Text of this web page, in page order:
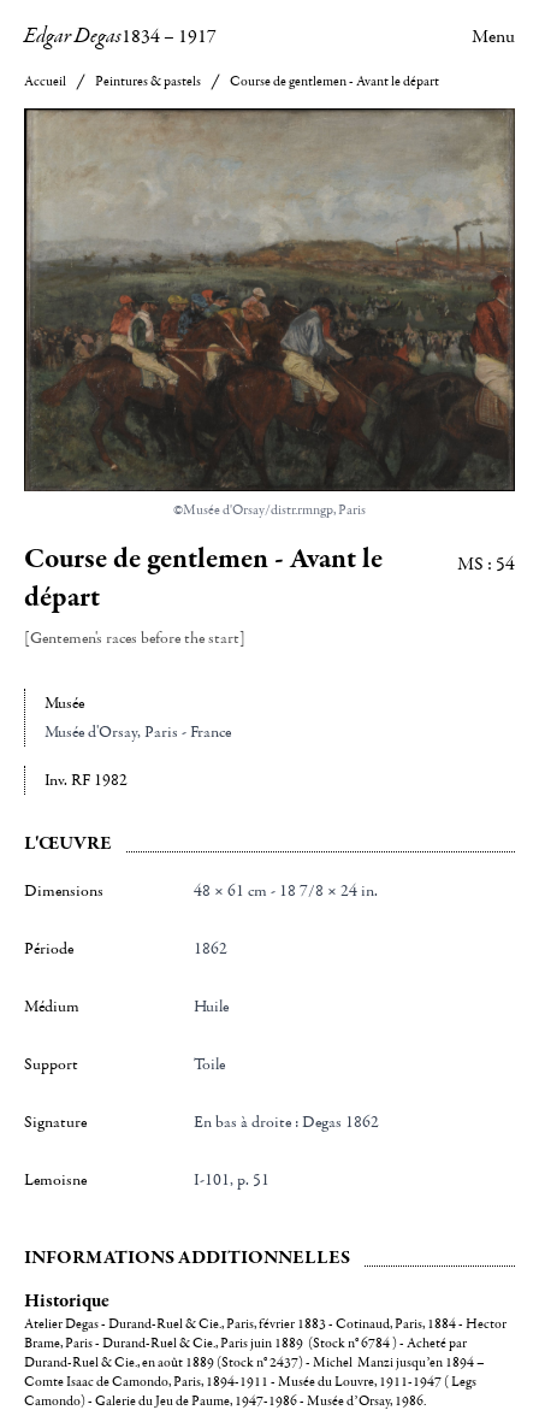
Edgar Degas1834– 1917 Menu
Accueil Peintures & pastels Course de gentlemen - Avant le départ
©Musée d'Orsay/distr.rmngp, Paris
Course de gentlemen - Avant le
départ
[Gentemen's races before the start]
MS : 54
Musée
Musée d'Orsay, Paris - France
Inv. RF 1982
L'ŒUVRE
Dimensions 48 × 61 cm - 18 7/8 × 24 in.
Période 1862
Médium Huile
Support Toile
Signature en bas à droite : Degas 1862
Lemoisne I-101, p. 51
INFORMATIONS ADDITIONNELLES
Historique
Atelier Degas - Durand-Ruel & Cie., Paris, février 1883 - Cotinaud, Paris, 1884 - Hector
Brame, Paris - Durand-Ruel & Cie., Paris juin 1889 (Stock n° 6784 ) - Acheté par
Durand-Ruel & Cie., en août 1889 (Stock n° 2437) - Michel Manzi jusqu’en 1894 –
Comte Isaac de Camondo, Paris, 1894-1911 - Musée du Louvre, 1911-1947 ( Legs
Camondo) - Galerie du Jeu de Paume, 1947-1986 - Musée d’Orsay, 1986.